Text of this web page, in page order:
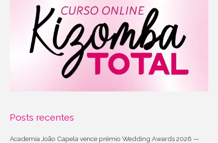
Posts recentes
Academia João Capela vence prémio Wedding Awards 2026 —